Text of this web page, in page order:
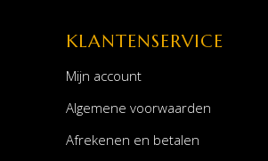
KLANTENSERVICE
Mijn account
Algemene voorwaarden
Afrekenen en betalen